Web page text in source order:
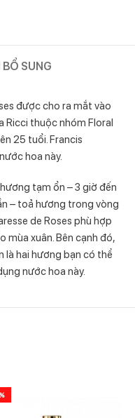
SUNG
được cho ra mắt vào
Ricci thuộc nhóm Floral
25 tuổi. Francis
hoa này.
tạm ổn – 3 giờ đến
– toả hương trong vòng
de Roses phù hợp
mùa xuân. Bên cạnh đó,
là hai hương bạn có thể
nước hoa này.